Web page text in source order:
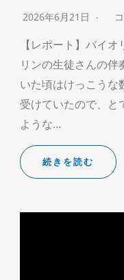
2026年6月21日
【レポート】バイ
リンの生徒さんの
いた頃はけっこうな
受けていたので、と
ような…
続きを読む